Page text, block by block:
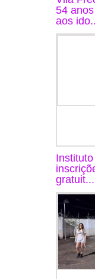
54
aos
gratuit...